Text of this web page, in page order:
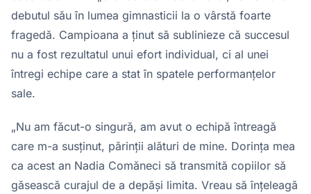
debutul său în lumea gimnasticii la o vârstă foarte
fragedă. Campioana a ținut să sublinieze că succesul
nu a fost rezultatul unui efort individual, ci al unei
întregi echipe care a stat în spatele performanțelor
sale.
„Nu am făcut-o singură, am avut o echipă întreagă
care m-a susținut, părinții alături de mine. Dorința mea
ca acest an Nadia Comăneci să transmită copiilor să
găsească curajul de a depăși limita. Vreau să înțeleagă